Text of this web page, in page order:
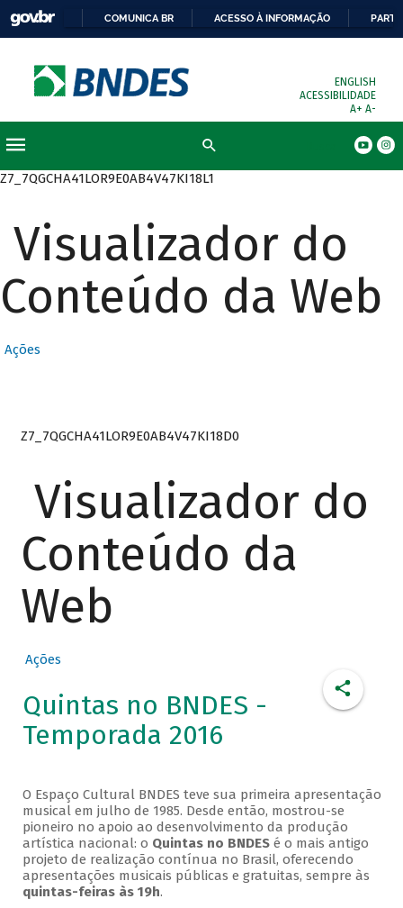
COMUNICA BR ACESSO À INFORMAÇÃO
ENGLISH
ACESSIBILIDADE
A+ A-
Z7_7QGCHA41LOR9E0AB4V47KI18L1
Visualizador do
Conteúdo da Web
Ações
Z7_7QGCHA41LOR9E0AB4V47KI18D0
Visualizador do
Conteúdo da
Web
Ações
Quintas no BNDES -
Temporada 2016
O Espaço Cultural BNDES teve sua primeira apresentação
musical em julho de 1985. Desde então, mostrou-se
pioneiro no apoio ao desenvolvimento da produção
artística nacional: o Quintas no BNDESé o mais antigo
projeto de realização contínua no Brasil, oferecendo
apresentações musicais públicas e gratuitas, sempre às
quintas-feiras às 19h.